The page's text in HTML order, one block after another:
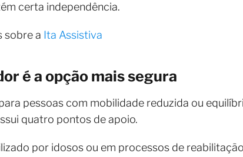
certa independência.
sobre a Ita Assistiva
é a opção mais segura
pessoas com mobilidade reduzida ou
quatro pontos de apoio.
por idosos ou em processos de